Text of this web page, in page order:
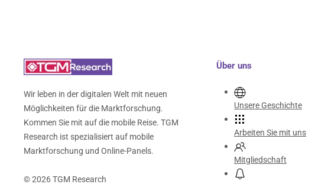
Wir leben in der digitalen Welt mit neuen
Möglichkeiten für die Marktforschung.
Kommen Sie mit auf die mobile Reise. TGM
Research ist spezialisiert auf mobile
Marktforschung und Online-Panels.
©2026TGM Research
Über uns
Unsere Geschichte
Arbeiten Sie mit uns
Mitgliedschaft